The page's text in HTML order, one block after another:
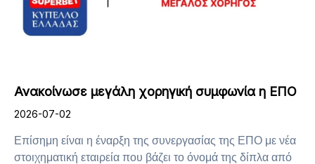
Ανακοίνωσε μεγάλη χορηγική συμφωνία η ΕΠΟ
2026-07-02
Επίσημη είναι η έναρξη της συνεργασίας της ΕΠΟ με νέα
στοιχηματική εταιρεία που βάζει το όνομά της δίπλα από